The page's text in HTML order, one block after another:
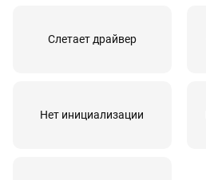
Слетает драйвер
Нет инициализации